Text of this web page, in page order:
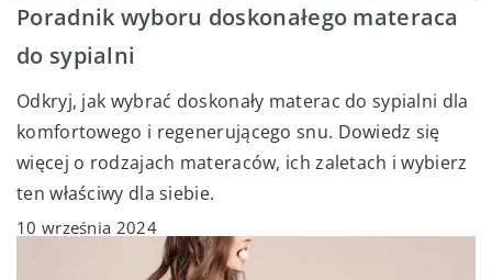
Poradnik wyboru doskonałego materaca
do sypialni
Odkryj, jak wybrać doskonały materac do sypialni dla
komfortowego i regenerującego snu. Dowiedz się
więcej o rodzajach materaców, ich zaletach i wybierz
ten właściwy dla siebie.
10 września 2024